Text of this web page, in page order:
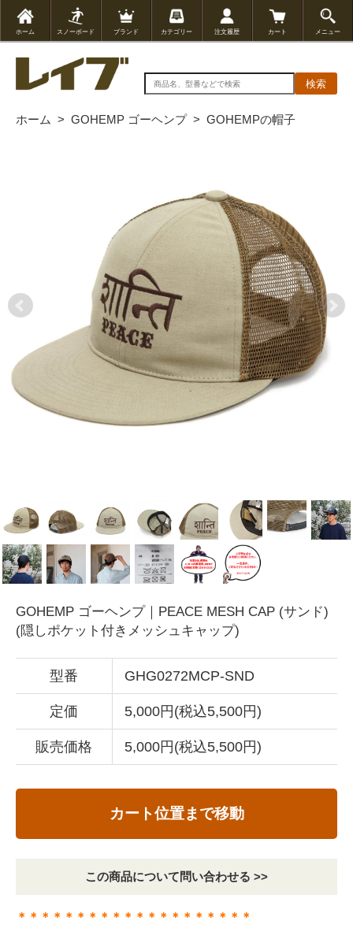
ホーム スノーボード ブランド カテゴリー 注文履歴 カート メニュー
検索
ホーム > GOHEMP ゴーヘンプ> GOHEMPの帽子
GOHEMP ゴーヘンプ｜PEACE MESH CAP (サンド)
(隠しポケット付きメッシュキャップ)
型番 GHG0272MCP-SND
定価 5,000円(税込5,500円)
販売価格 5,000円(税込5,500円)
カート位置まで移動
この商品について問い合わせる >>
＊＊＊＊＊＊＊＊＊＊＊＊＊＊＊＊＊＊＊＊